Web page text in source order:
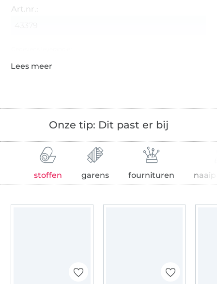
Art.nr.:
Onze tip: Dit past er bij
stoffen garens fournituren